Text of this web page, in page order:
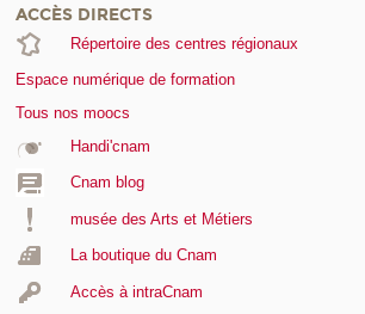
ACCÈS DIRECTS
Répertoire des centres régionaux
Espace numérique de formation
Tous nos moocs
Handi'cnam
Cnam blog
musée des Arts et Métiers
La boutique du Cnam
Accès à intraCnam